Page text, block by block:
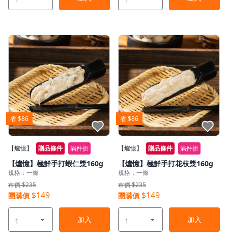
省 $86
點我收藏
【爐憶】 贈品條件 滿件折
【爐憶】極鮮手打蝦仁漿160g
規格：一條
市價 $235
團購價 $149
加入
省 $86
點我收藏
【爐憶】 贈品條件 滿件折
【爐憶】極鮮手打花枝漿160g
規格：一條
市價 $235
團購價 $149
加入